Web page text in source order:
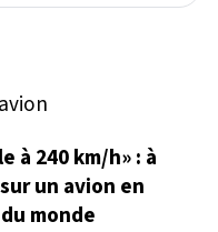
à 240 km/h» : à
un avion en
monde